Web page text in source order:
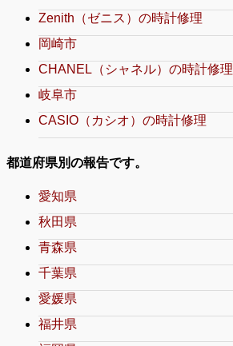
Zenith（ゼニス）の時計修理
岡崎市
CHANEL（シャネル）の時計修理
岐阜市
CASIO（カシオ）の時計修理
都道府県別の報告です。
愛知県
秋田県
青森県
千葉県
愛媛県
福井県